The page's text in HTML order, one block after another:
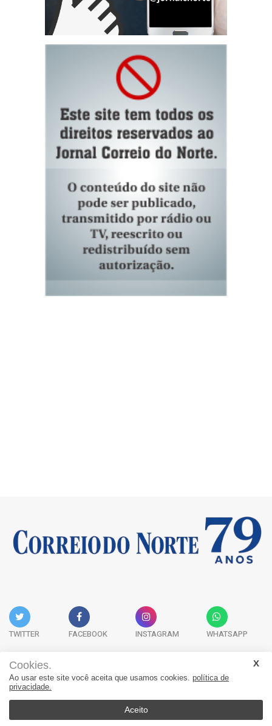
TWITTER FACEBOOK INSTAGRAM WHATSAPP
Acervo Digital Fale Conosco Quem Somos
Cookies.
Ao usar este site você aceita que usamos cookies. política de
privacidade.
Aceito